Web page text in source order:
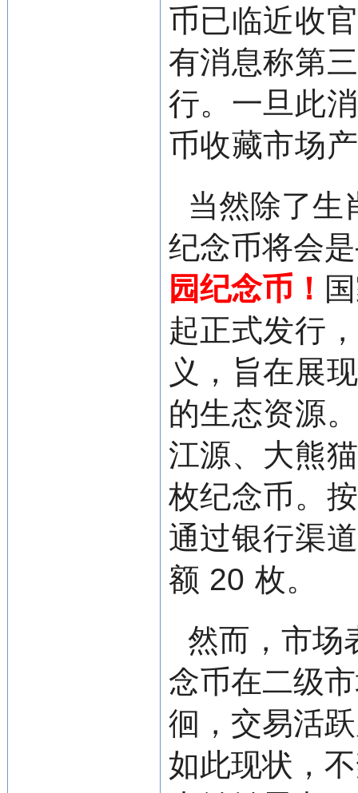
币已临近收
有消息称第
行。一旦此
币收藏市场
当然除了生
纪念币将会
园纪念币！
起正式发行
义，旨在展
的生态资源。
江源、大熊
枚纪念币。
通过银行渠
额 20 枚。
然而，市场
念币在二级
徊，交易活
如此现状，